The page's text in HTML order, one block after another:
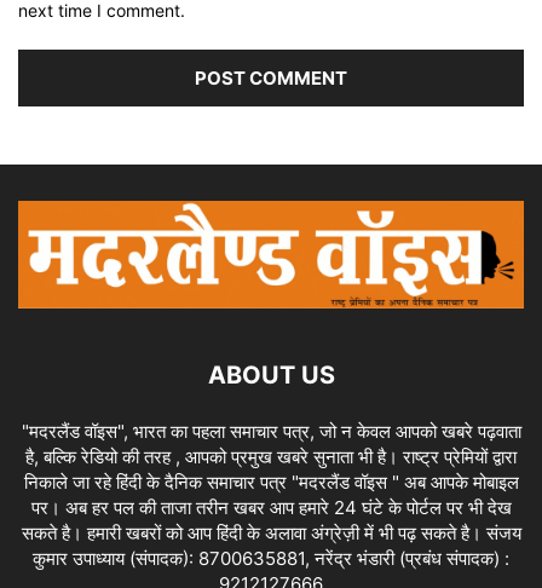
next time I comment.
ABOUT US
"मदरलैंड वॉइस", भारत का पहला समाचार पत्र, जो न केवल आपको खबरे पढ़वाता
है, बल्कि रेडियो की तरह , आपको प्रमुख खबरे सुनाता भी है। राष्ट्र प्रेमियों द्वारा
निकाले जा रहे हिंदी के दैनिक समाचार पत्र "मदरलैंड वॉइस " अब आपके मोबाइल
पर। अब हर पल की ताजा तरीन खबर आप हमारे 24 घंटे के पोर्टल पर भी देख
सकते है। हमारी खबरों को आप हिंदी के अलावा अंग्रेज़ी में भी पढ़ सकते है। संजय
कुमार उपाध्याय (संपादक): 8700635881, नरेंद्र भंडारी (प्रबंध संपादक) :